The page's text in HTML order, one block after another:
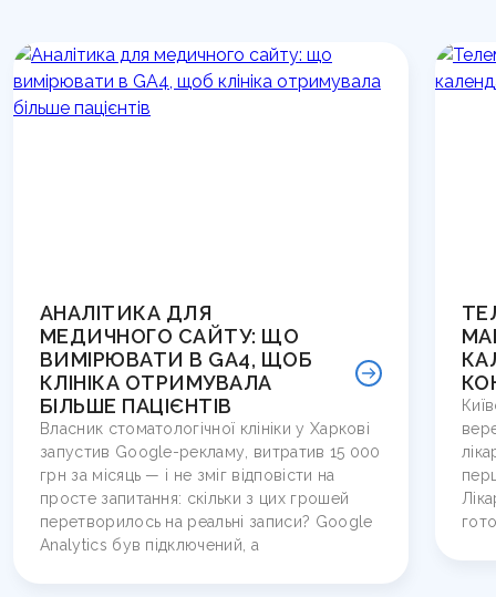
АНАЛІТИКА ДЛЯ
МЕДИЧНОГО САЙТУ: ЩО
ВИМІРЮВАТИ В GA4, ЩОБ
КЛІНІКА ОТРИМУВАЛА
БІЛЬШЕ ПАЦІЄНТІВ
Власник стоматологічної клініки у Харкові
запустив Google-рекламу, витратив 15 000
грн за місяць — і не зміг відповісти на
просте запитання: скільки з цих грошей
перетворилось на реальні записи? Google
Analytics був підключений, а